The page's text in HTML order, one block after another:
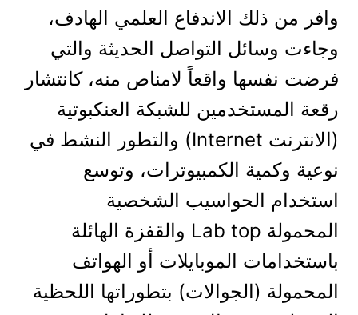
وافر من ذلك الاندفاع العلمي الهادف،
وجاءت وسائل التواصل الحديثة والتي
فرضت نفسها واقعاً لامناص منه، كانتشار
رقعة المستخدمين للشبكة العنكبوتية
(الانترنت Internet) والتطور النشط في
نوعية وكمية الكمبيوترات، وتوسع
استخدام الحواسيب الشخصية
المحمولة Lab top والقفزة الهائلة
باستخدامات الموبايلات أو الهواتف
المحمولة (الجوالات) بتطوراتها اللحظية